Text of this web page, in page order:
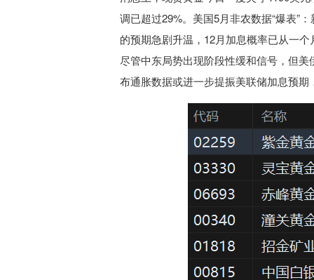
调已超过29%。美国5月非农数据“爆表”
的预期急剧升温，12月加息概率已从一
尽管中东局势出现阶段性缓和信号，但
布通胀数据或进一步提振美联储加息预